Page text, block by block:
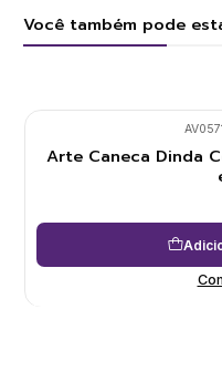
Você também pode
Arte Caneca Dinda